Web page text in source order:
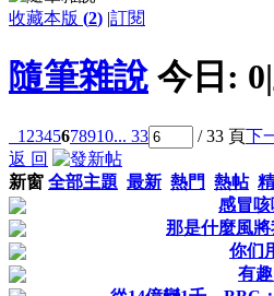
收藏本版 (2) |訂閱
隨筆雜說 今日: 0|
1 2345678910... 33 / 33 頁下
返 回
新窗 全部主題 最新 熱門 熱帖
感冒
那是什麼風將
你们
有